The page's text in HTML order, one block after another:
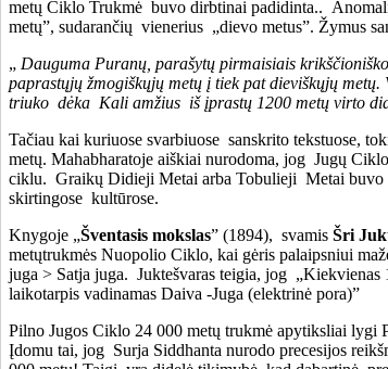
metų Ciklo Trukmė buvo dirbtinai padidinta..
metų”, sudarančių vienerius „dievo metus”. Žymus
„ Dauguma Puranų , parašytų pirmaisiais
paprastųjų žmogiškųjų metų į tiek pat dieviškųjų metų.
triuko dėka Kali amžius iš įprastų 1200 metų virto
Tačiau kai kuriuose svarbiuose sanskrito tekstuose,
metų. Mahabharatoje aiškiai nurodoma, jog Jugų
ciklu. Graikų Didieji Metai arba Tobulieji Metai buvo
skirtingose kultūrose.
Knygoje „Šventasis mokslas” (1894), svamis Šri
metųtrukmės Nuopolio Ciklo, kai gėris palaipsniui
juga > Satja juga. Juktešvaras teigia, jog
laikotarpis vadinamas Daiva -Juga (elektrinė pora)”
Pilno Jugos Ciklo 24 000 metų trukmė apytiksliai lygi
Įdomu tai, jog Surja Siddhanta nurodo precesijos